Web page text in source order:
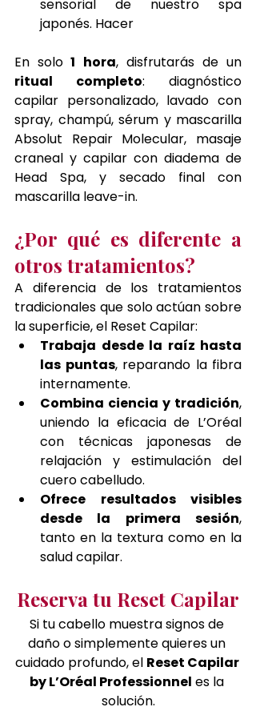
sensorial de nuestro spa
japonés. Hacer
En solo 1 hora
ritual completo: diagnóstico
capilar personalizado, lavado con
spray, champú, sérum y mascarilla
Absolut Repair Molecular, masaje
craneal y capilar con diadema de
Head Spa, y secado final con
mascarilla leave-in.
¿Por qué es diferente a
otros tratamientos?
A diferencia de los tratamientos
tradicionales que solo actúan sobre
la superficie, el Reset Capilar:
Trabaja desde la raíz hasta
las puntas, reparando la fibra
internamente.
Combina ciencia y tradición,
uniendo la eficacia de L’Oréal
con técnicas japonesas de
relajación y estimulación del
cuero cabelludo.
Ofrece resultados visibles
desde la primera sesión,
tanto en la textura como en la
salud capilar.
Reserva tu Reset Capilar
Si tu cabello muestra signos de
daño o simplemente quieres un
cuidado profundo, el Reset Capilar
by L’Oréal Professionnel es la
solución.